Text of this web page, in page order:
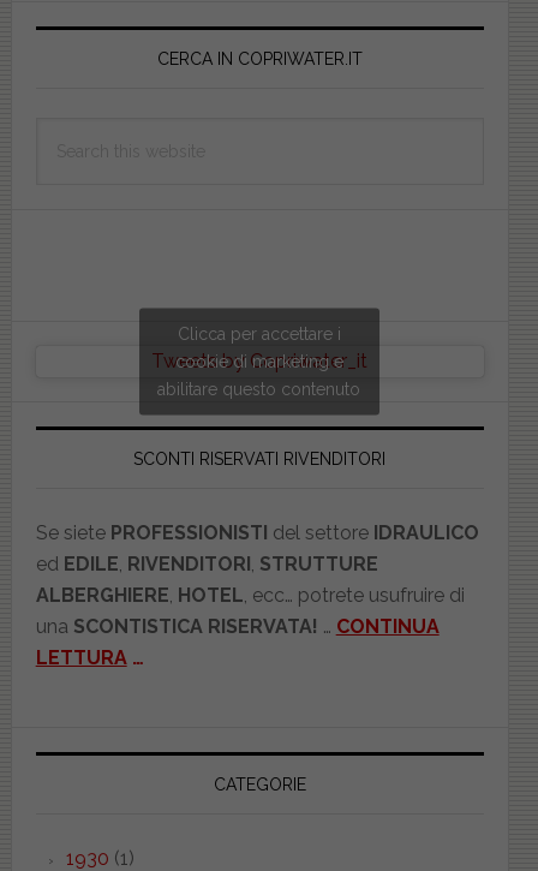
Primary
CERCA IN COPRIWATER.IT
Tweets by Copriwater_it
Clicca per accettare i
cookie di marketing e
abilitare questo contenuto
SCONTI RISERVATI RIVENDITORI
Se siete PROFESSIONISTI del settore IDRAULICO
ed EDILE RIVENDITORI STRUTTURE
ALBERGHIERE HOTEL , ecc… potrete usufruire di
una SCONTISTICA RISERVATA! … CONTINUA
LETTURA …
CATEGORIE
1930 (1)